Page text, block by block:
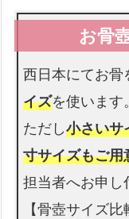
西日本にてお
イズを使います。
ただし小さいサ
寸サイズもご
担当者へお申し
【骨壺サイズ比